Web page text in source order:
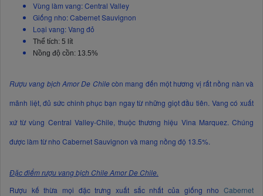
Vùng làm vang: Central Valley
Giống nho: Cabernet Sauvignon
Loại vang: Vang đỏ
Thể tích: 5 lít
Nồng độ cồn: 13.5%
Rượu vang bịch Amor De Chilecòn mang đến một hương vị rất nồng nàn và
mãnh liệt, đủ sức chinh phục bạn ngay từ những giọt đầu tiên. Vang có xuất
xứ từ vùng Central Valley-Chile, thuộc thương hiệu Vina Marquez. Chúng
được làm từ nho Cabernet Sauvignon và mang nồng độ 13.5%.
Đặc điểm rượu vang bịch Chile Amor De Chile.
Rượu kế thừa mọi đặc trưng xuất sắc nhất của giống nho Cabernet